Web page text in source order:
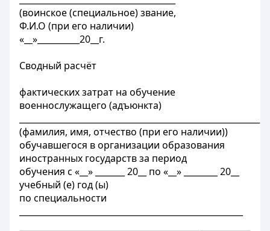
(воинское (специальное) звание,
Ф.И.О (при его наличии)
«__»__________20__г.
Сводный расчёт
фактических затрат на обучение
военнослужащего (адъюнкта)
(фамилия, имя, отчество (при его наличии))
обучавшегося в организации образования
иностранных государств за период
обучения с «__» _______ 20__ по «__» ________ 20__
учебный (е) год (ы)
по специальности